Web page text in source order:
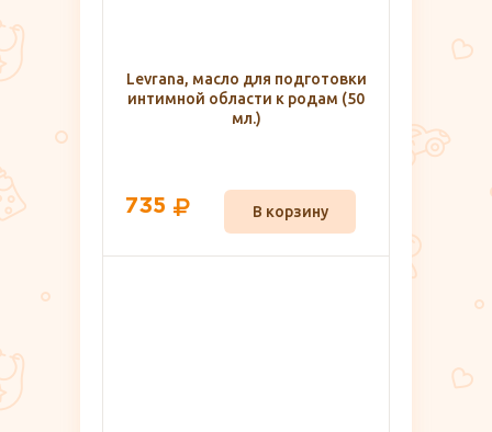
Levrana, масло для подготовки
интимной области к родам (50
мл.)
735 В корзину